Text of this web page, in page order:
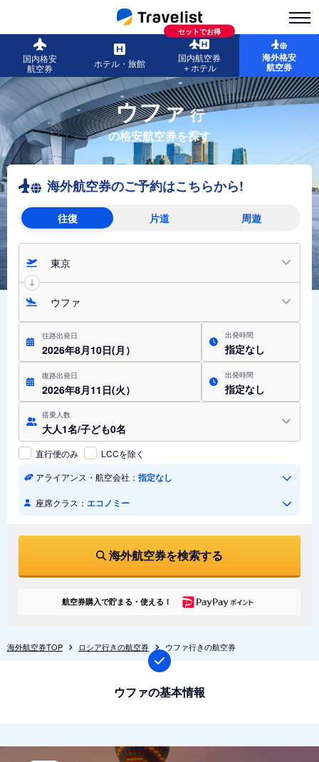
国内格安
航空券
ホテル・旅館
セットでお得
国内航空券
＋ホテル
海外格安
航空券
ウファ行
の格安航空券を探す
海外航空券のご予約はこちらから!
往復 片道 周遊
東京
ウファ
往路出発日
2026年8月10日(月）
出発時間
指定なし
復路出発日
2026年8月11日(火）
出発時間
指定なし
搭乗人数
大人1名/子ども0名
直行便のみ
LCCを除く
アライアンス・航空会社： 指定なし
座席クラス： エコノミー
海外航空券を検索する
航空券購入で貯まる・使える！
海外航空券TOP ロシア行きの航空券 ウファ行きの航空券
ウファの基本情報